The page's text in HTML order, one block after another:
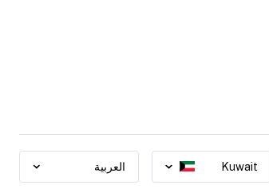
Kuwait العربية